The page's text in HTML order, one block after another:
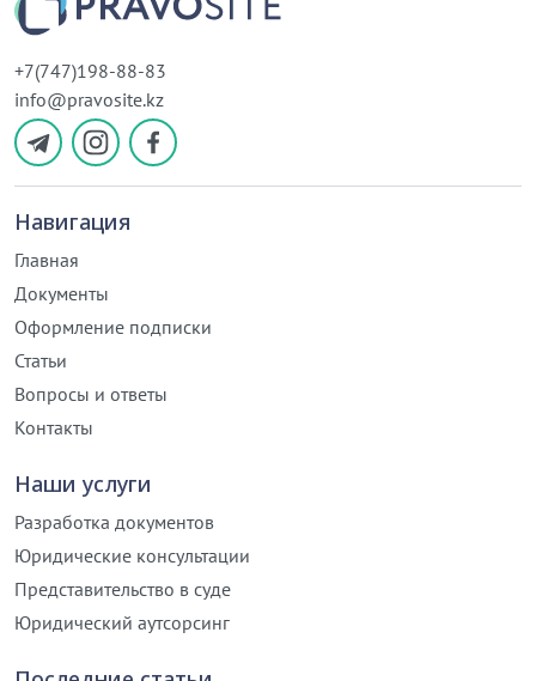
+7(747)198-88-83
info@pravosite.kz
Навигация
Главная
Документы
Оформление подписки
Статьи
Вопросы и ответы
Контакты
Наши услуги
Разработка документов
Юридические консультации
Представительство в суде
Юридический аутсорсинг